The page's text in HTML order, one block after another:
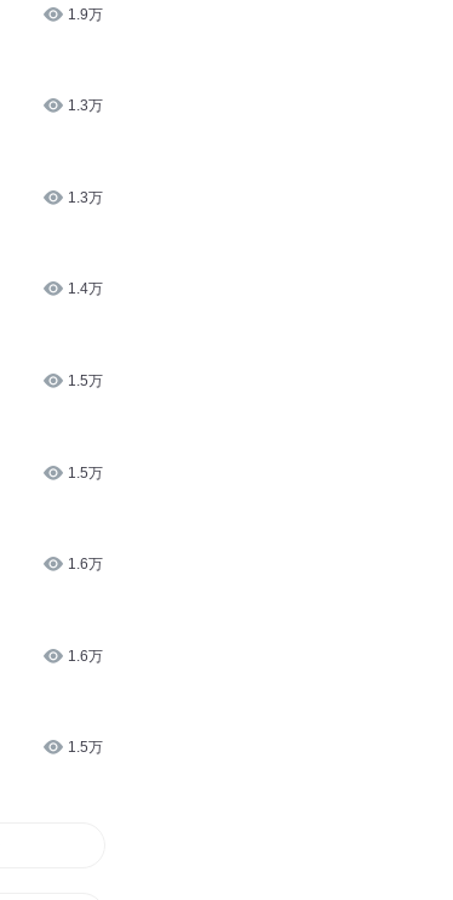
1.9万
1.3万
1.3万
1.4万
1.5万
1.5万
1.6万
1.6万
1.5万